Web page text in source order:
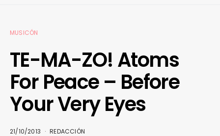
MUSICÓN
TE-MA-ZO! Atoms
For Peace – Before
Your Very Eyes
21/10/2013 REDACCIÓN